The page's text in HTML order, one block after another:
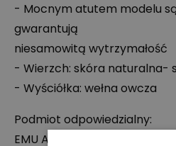
- Mocnym atutem modelu
gwarantują
niesamowitą wytrzymałość
- Wierzch: skóra naturalna-
- Wyściółka: wełna owcza
Podmiot odpowiedzialny:
EMU Australia(Europe) Ltd.